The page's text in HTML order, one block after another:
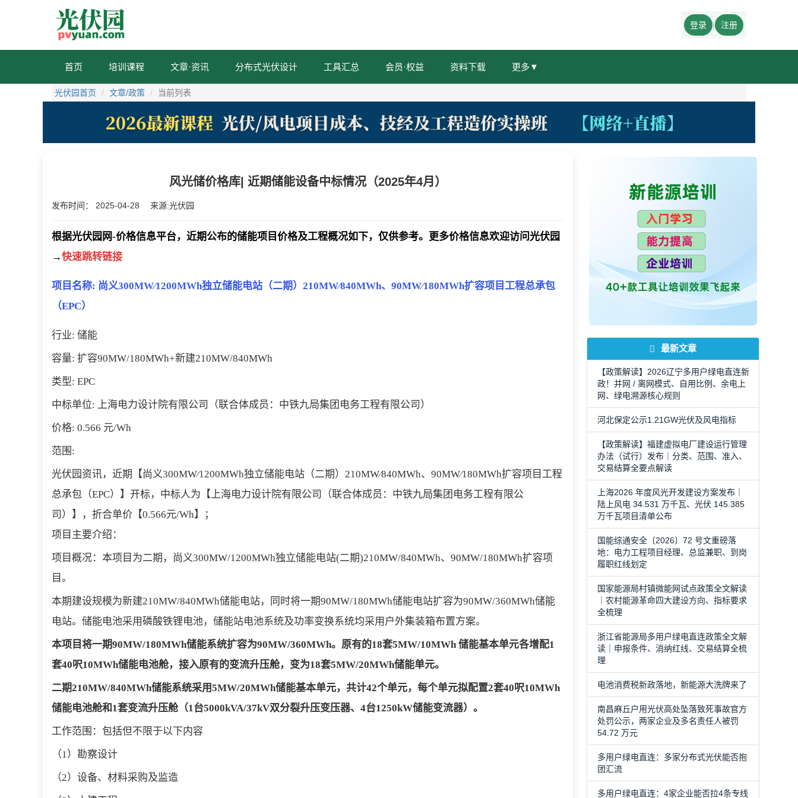
登录 | 注册
首页 培训课程 文章·资讯 分布式光伏设计 工具汇总 会员·权益 资料下载 更多▼
光伏园首页 文章/政策 当前列表
风光储价格库| 近期储能设备中标情况（2025年4月）
发布时间： 2025-04-28 来源:光伏园
根据光伏园网-价格信息平台，近期公布的储能项目价格及工程概况如下，仅供参考。更多价格信息欢迎访问光伏园
→快速跳转链接
项目名称: 尚义300MW∕1200MWh独立储能电站（二期）210MW∕840MWh、90MW∕180MWh扩容项目工程总承包
（EPC）
行业: 储能
容量: 扩容90MW/180MWh+新建210MW/840MWh
类型: EPC
中标单位: 上海电力设计院有限公司（联合体成员：中铁九局集团电务工程有限公司）
价格: 0.566 元/Wh
范围:
光伏园资讯，近期【尚义300MW∕1200MWh独立储能电站（二期）210MW∕840MWh、90MW∕180MWh扩容项目工程
总承包（EPC）】开标，中标人为【上海电力设计院有限公司（联合体成员：中铁九局集团电务工程有限公
司）】，折合单价【0.566元/Wh】；
项目主要介绍：
项目概况：本项目为二期，尚义300MW/1200MWh独立储能电站(二期)210MW/840MWh、90MW/180MWh扩容项
目。
本期建设规模为新建210MW/840MWh储能电站，同时将一期90MW/180MWh储能电站扩容为90MW/360MWh储能
电站。储能电池采用磷酸铁锂电池，储能站电池系统及功率变换系统均采用户外集装箱布置方案。
本项目将一期90MW/180MWh储能系统扩容为90MW/360MWh。原有的18套5MW/10MWh 储能基本单元各增配1
套40呎10MWh储能电池舱，接入原有的变流升压舱，变为18套5MW/20MWh储能单元。
二期210MW/840MWh储能系统采用5MW/20MWh储能基本单元，共计42个单元，每个单元拟配置2套40呎10MWh
储能电池舱和1套变流升压舱（1台5000kVA/37kV双分裂升压变压器、4台1250kW储能变流器）。
工作范围：包括但不限于以下内容
（1）勘察设计
（2）设备、材料采购及监造
最新文章
【政策解读】2026辽宁多用户绿电直连新
政！并网 / 离网模式、自用比例、余电上
网、绿电溯源核心规则
河北保定公示1.21GW光伏及风电指标
【政策解读】福建虚拟电厂建设运行管理
办法（试行）发布｜分类、范围、准入、
交易结算全要点解读
上海2026 年度风光开发建设方案发布｜
陆上风电 34.531 万千瓦、光伏 145.385
万千瓦项目清单公布
国能综通安全〔2026〕72 号文重磅落
地：电力工程项目经理、总监兼职、到岗
履职红线划定
国家能源局村镇微能网试点政策全文解读
｜农村能源革命四大建设方向、指标要求
全梳理
浙江省能源局多用户绿电直连政策全文解
读｜申报条件、消纳红线、交易结算全梳
理
电池消费税新政落地，新能源大洗牌来了
南昌麻丘户用光伏高处坠落致死事故官方
处罚公示，两家企业及多名责任人被罚
54.72 万元
多用户绿电直连：多家分布式光伏能否抱
团汇流
多用户绿电直连：4家企业能否拉4条专线